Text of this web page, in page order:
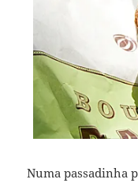
Numa passadinha